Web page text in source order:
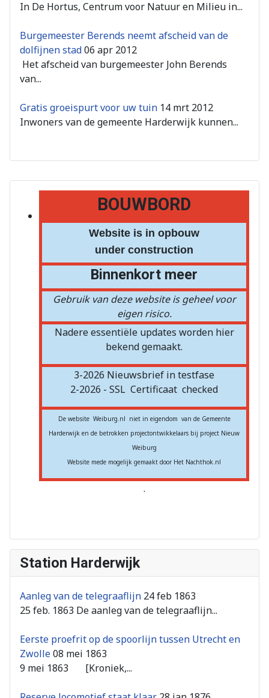
BOUWBORD
Website is in opbouw
under construction
Binnenkort meer
Gebruik van deze website is geheel voor
eigen risico.
Nadere essentiële updates worden hier
bekend gemaakt.
3-2026 Nieuwsbrief in testfase
2-2026 - SSL Certificaat checked
De website Weiburg.nl niet in eigendom van de Gemeente
Harderwijk en de betrokken projectontwikkelaars bij project Nieuw
Weiburg
Website mede mogelijk gemaakt door Het Nachthok.nl
.
Station Harderwijk
Aanleg van de telegraaflijn 24 feb 1863
25 feb. 1863 De aanleg van de telegraaflijn...
Eerste proefrit op de spoorlijn tussen Utrecht en
Zwolle08 mei 1863
9 mei 1863 [Kroniek,...
In De Hortus, Centrum voor Natuur en Milieu in...
Burgemeester Berends neemt afscheid van de
dolfijnen stad06 apr 2012
Het afscheid van burgemeester John Berends
van...
Gratis groeispurt voor uw tuin 14 mrt 2012
Inwoners van de gemeente Harderwijk kunnen...